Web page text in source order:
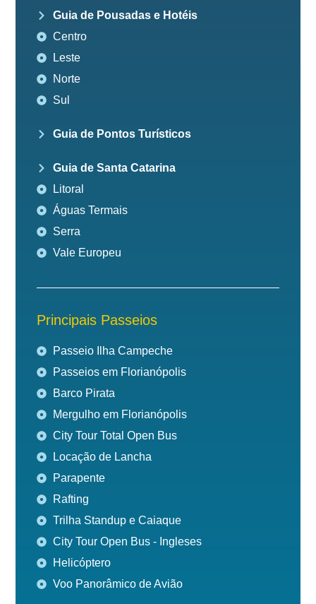
Guia de Pousadas e Hotéis
Centro
Leste
Norte
Sul
Guia de Pontos Turísticos
Guia de Santa Catarina
Litoral
Águas Termais
Serra
Vale Europeu
Principais Passeios
Passeio Ilha Campeche
Passeios em Florianópolis
Barco Pirata
Mergulho em Florianópolis
City Tour Total Open Bus
Locação de Lancha
Parapente
Rafting
Trilha Standup e Caiaque
City Tour Open Bus - Ingleses
Helicóptero
Voo Panorâmico de Avião